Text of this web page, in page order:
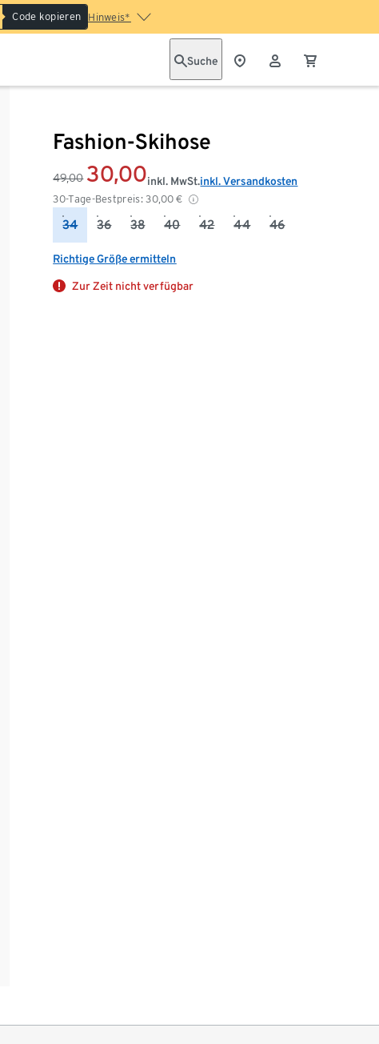
Code kopieren Hinweis*
Suche
Fashion-Skihose
49,00 30,00
30-Tage-Bestpreis: 30,00 €
inkl. MwSt.inkl. Versandkosten
34 36 38 40 42 44 46
Richtige Größe ermitteln
Zur Zeit nicht verfügbar